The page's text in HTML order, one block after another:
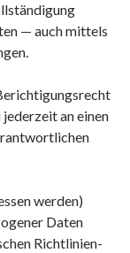
— auch mittels
jederzeit an einen
werden)
Daten
Richtlinien-